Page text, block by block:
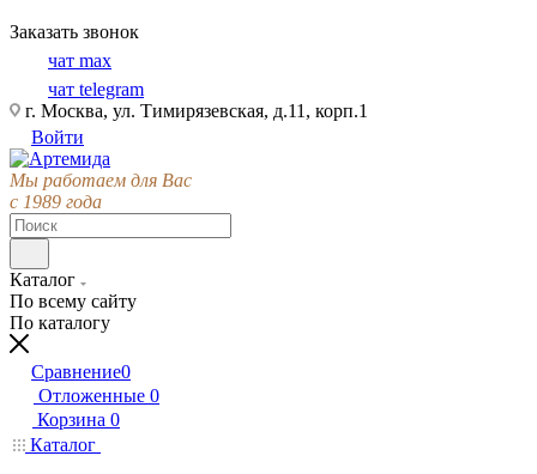
Заказать звонок
чат max
чат telegram
г. Москва, ул. Тимирязевская, д.11, корп.1
Войти
Мы работаем для Вас
с 1989 года
Каталог
По всему сайту
По каталогу
Сравнение0
Отложенные 0
Корзина 0
Каталог